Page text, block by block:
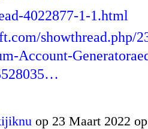
4022877-1-1.html
showthread.php/
Account-
op 23 Maart 2022